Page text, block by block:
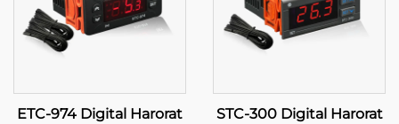
ETC-974 Digital Harorat
STC-300 Digital Harorat